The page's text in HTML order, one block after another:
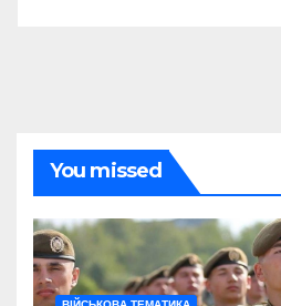
You missed